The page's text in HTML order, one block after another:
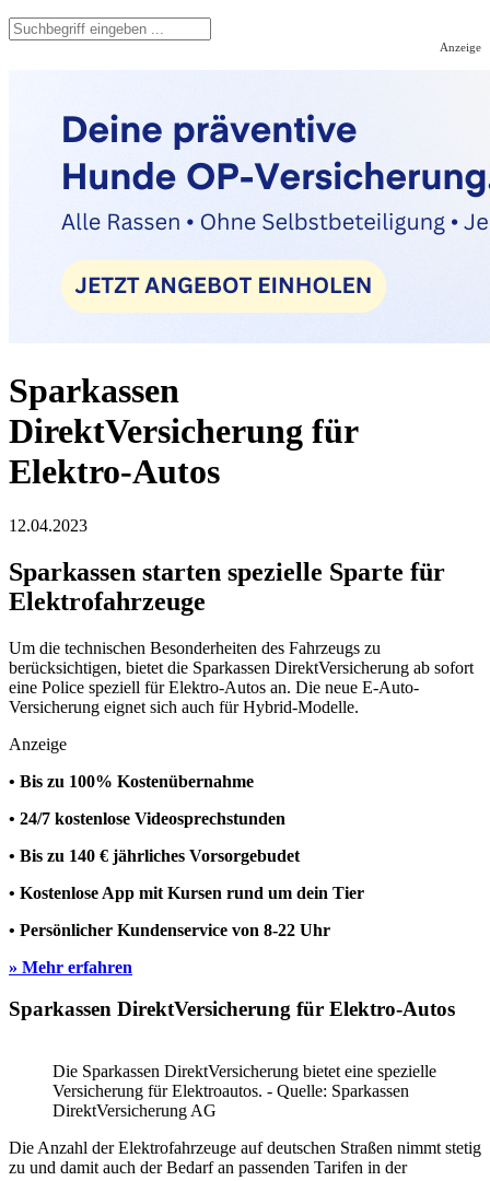
Anzeige
Sparkassen
DirektVersicherung für
Elektro-Autos
12.04.2023
Sparkassen starten spezielle Sparte für
Elektrofahrzeuge
Um die technischen Besonderheiten des Fahrzeugs zu
berücksichtigen, bietet die Sparkassen DirektVersicherung ab sofort
eine Police speziell für Elektro-Autos an. Die neue E-Auto-
Versicherung eignet sich auch für Hybrid-Modelle.
Anzeige
• Bis zu 100% Kostenübernahme
• 24/7 kostenlose Videosprechstunden
• Bis zu 140 € jährliches Vorsorgebudet
• Kostenlose App mit Kursen rund um dein Tier
• Persönlicher Kundenservice von 8-22 Uhr
» Mehr erfahren
Sparkassen DirektVersicherung für Elektro-Autos
Die Sparkassen DirektVersicherung bietet eine spezielle
Versicherung für Elektroautos. - Quelle: Sparkassen
DirektVersicherung AG
Die Anzahl der Elektrofahrzeuge auf deutschen Straßen nimmt stetig
zu und damit auch der Bedarf an passenden Tarifen in der